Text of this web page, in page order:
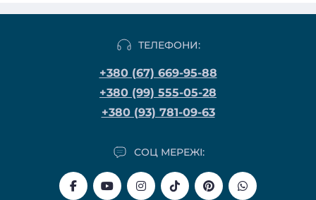
ТЕЛЕФОНИ:
+380 (67) 669-95-88
+380 (99) 555-05-28
+380 (93) 781-09-63
СОЦ МЕРЕЖІ: